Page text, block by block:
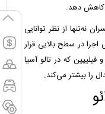
کاهش دهد.
نه‌تنها از نظر توانایی
در سطح بالایی قرار
فیلیپین که در تالو آسیا
را بیشتر می‌کند.